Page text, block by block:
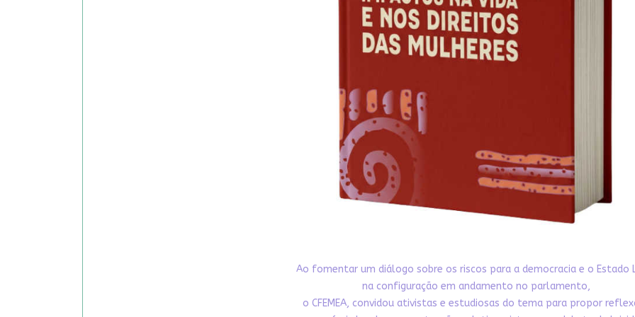
Ao fomentar um diálogo sobre os riscos para a democracia e o Estado
na configuração em andamento no parlamento,
o CFEMEA, convidou ativistas e estudiosas do tema para propor